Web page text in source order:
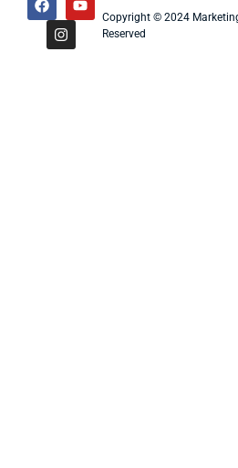
Copyright © 2024
Reserved